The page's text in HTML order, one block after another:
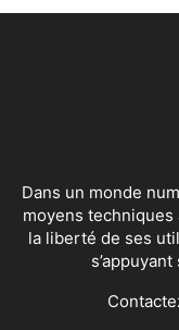
Dans un monde
moyens
la liberté de ses